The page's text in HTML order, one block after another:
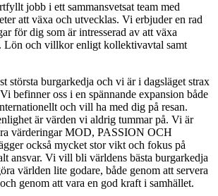
jobb i ett sammansvetsat team med
att växa och utvecklas. Vi erbjuder en rad
för dig som är intresserad av att växa
Lön och villkor enligt kollektivavtal samt
största burgarkedja och vi är i dagsläget strax
befinner oss i en spännande expansion både
och vill ha med dig på resan.
är värden vi aldrig tummar på. Vi är
värderingar MOD, PASSION OCH
också mycket stor vikt och fokus på
ansvar. Vi vill bli världens bästa burgarkedja
världen lite godare, både genom att servera
genom att vara en god kraft i samhället.